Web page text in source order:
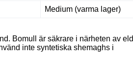
Medium (varma lager)
Bomull är säkrare i närheten av eld
inte syntetiska shemaghs i